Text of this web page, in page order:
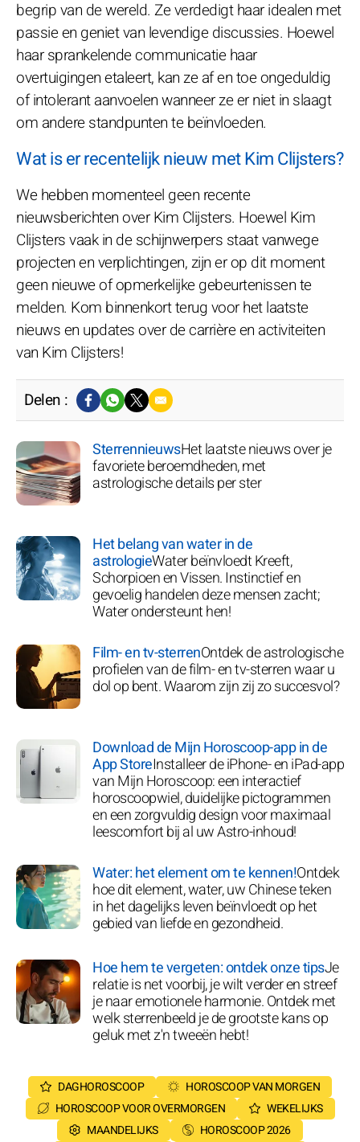
begrip van de wereld. Ze verdedigt haar idealen met
passie en geniet van levendige discussies. Hoewel
haar sprankelende communicatie haar
overtuigingen etaleert, kan ze af en toe ongeduldig
of intolerant aanvoelen wanneer ze er niet in slaagt
om andere standpunten te beïnvloeden.
Wat is er recentelijk nieuw met Kim Clijsters?
We hebben momenteel geen recente
nieuwsberichten over Kim Clijsters. Hoewel Kim
Clijsters vaak in de schijnwerpers staat vanwege
projecten en verplichtingen, zijn er op dit moment
geen nieuwe of opmerkelijke gebeurtenissen te
melden. Kom binnenkort terug voor het laatste
nieuws en updates over de carrière en activiteiten
van Kim Clijsters!
Delen :
SterrennieuwsHet laatste nieuws over je
favoriete beroemdheden, met
astrologische details per ster
Het belang van water in de
astrologieWater beïnvloedt Kreeft,
Schorpioen en Vissen. Instinctief en
gevoelig handelen deze mensen zacht;
Water ondersteunt hen!
Film- en tv-sterrenOntdek de astrologische
profielen van de film- en tv-sterren waar u
dol op bent. Waarom zijn zij zo succesvol?
Download de Mijn Horoscoop-app in de
App StoreInstalleer de iPhone- en iPad-app
van Mijn Horoscoop: een interactief
horoscoopwiel, duidelijke pictogrammen
en een zorgvuldig design voor maximaal
leescomfort bij al uw Astro-inhoud!
Water: het element om te kennen!Ontdek
hoe dit element, water, uw Chinese teken
in het dagelijks leven beïnvloedt op het
gebied van liefde en gezondheid.
Hoe hem te vergeten: ontdek onze tipsJe
relatie is net voorbij, je wilt verder en streef
je naar emotionele harmonie. Ontdek met
welk sterrenbeeld je de grootste kans op
geluk met z'n tweeën hebt!
DAGHOROSCOOP
HOROSCOOP VAN MORGEN
HOROSCOOP VOOR OVERMORGEN
WEKELIJKS
MAANDELIJKS
HOROSCOOP 2026